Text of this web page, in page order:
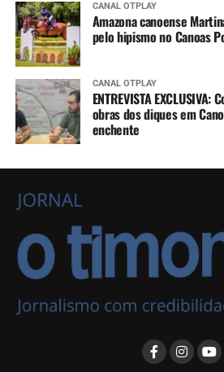
CANAL OTPLAY
Amazona canoense
pelo hipismo no Canoas
CANAL OTPLAY
ENTREVISTA
obras dos diques em
enchente